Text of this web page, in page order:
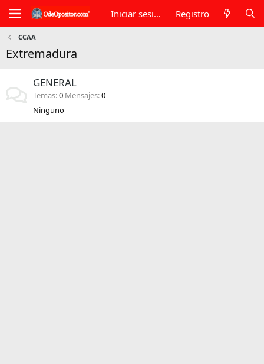
Iniciar sesión Registro
CCAA
Extremadura
GENERAL
Temas 0 Mensajes 0
Ninguno